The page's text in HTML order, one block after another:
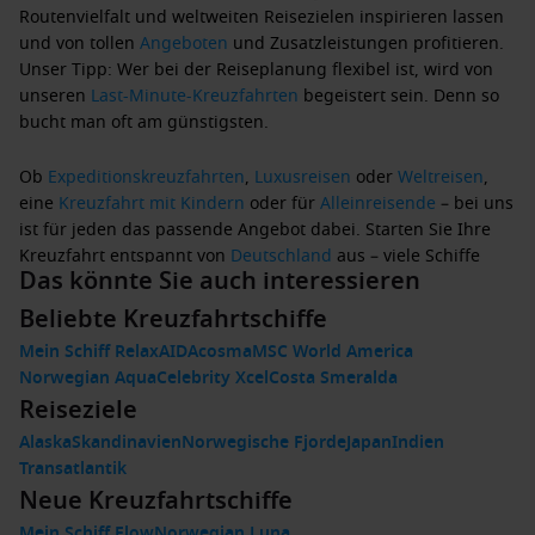
Routenvielfalt und weltweiten Reisezielen inspirieren lassen
und von tollen Angeboten und Zusatzleistungen profitieren.
Unser Tipp: Wer bei der Reiseplanung flexibel ist, wird von
unseren Last-Minute-Kreuzfahrten begeistert sein. Denn so
bucht man oft am günstigsten.
Ob Expeditionskreuzfahrten, Luxusreisen oderWeltreisen,
eine Kreuzfahrt mit Kindern oder fürAlleinreisende – bei uns
ist für jeden das passende Angebot dabei. Starten Sie Ihre
Kreuzfahrt entspannt von Deutschland aus – viele Schiffe
legen vonHamburg,Kiel,WarnemündeoderBremerhaven
ab.
Zu den beliebtesten Kreuzfahrtzielen zählen zweifellos das
Mittelmeer, dieKanarensowie dieKaribik. Besonders gefragt
sind zudem klassische Routen ab Deutschland. Ob gemütlich
durch dieOstsee, zu denBritischen Inselnoder ins
beeindruckende Nordland mit
weiteren spektakulären Naturlandschaften – Ihre Wunsch-
Route wartet schon. Ergänzt wird das Angebot durch
Das könnte Sie auch interessieren
Beliebte Kreuzfahrtschiffe
Mein Schiff RelaxAIDAcosmaMSC World America
Norwegian AquaCelebrity XcelCosta Smeralda
Reiseziele
AlaskaSkandinavienNorwegische FjordeJapanIndien
Transatlantik
Neue Kreuzfahrtschiffe